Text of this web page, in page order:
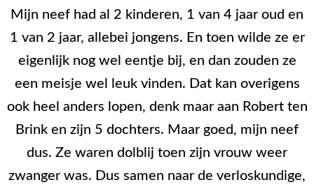
Mijn neef had al 2 kinderen, 1 van 4 jaar oud en
1 van 2 jaar, allebei jongens. En toen wilde ze er
eigenlijk nog wel eentje bij, en dan zouden ze
een meisje wel leuk vinden. Dat kan overigens
ook heel anders lopen, denk maar aan Robert ten
Brink en zijn 5 dochters. Maar goed, mijn neef
dus. Ze waren dolblij toen zijn vrouw weer
zwanger was. Dus samen naar de verloskundige,